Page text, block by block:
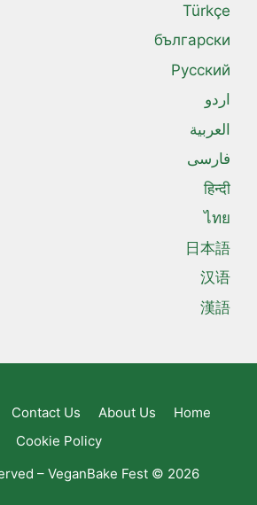
Türkçe
български
Русский
اردو
العربية
فارسی
हिन्दी
ไทย
日本語
汉语
漢語
Home
About Us
Contact Us
Cookie Policy
– VeganBake Fest © 2026